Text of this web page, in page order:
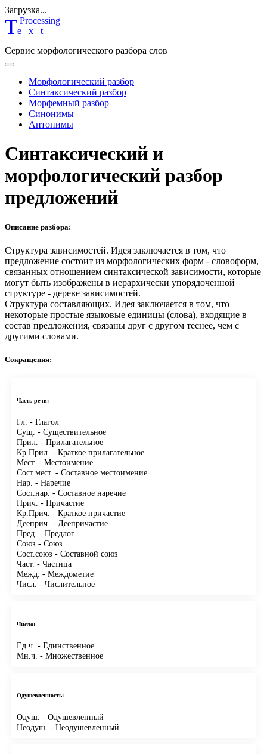
Загрузка...
Text
Processing
Сервис морфологического разбора слов
Морфологический разбор
Синтаксический разбор
Морфемный разбор
Синонимы
Антонимы
Синтаксический и
морфологический разбор
предложений
Описание разбора:
Структура зависимостей. Идея заключается в том, что
предложение состоит из морфологических форм - словоформ,
связанных отношением синтаксической зависимости, которые
могут быть изображены в иерархически упорядоченной
структуре - дереве зависимостей.
Структура составляющих. Идея заключается в том, что
некоторые простые языковые единицы (слова), входящие в
состав предложения, связаны друг с другом теснее, чем с
другими словами.
Сокращения:
Часть речи:
Гл. - Глагол
Сущ. - Существительное
Прил. - Прилагательное
Кр.Прил. - Краткое прилагательное
Мест. - Местоимение
Сост.мест. - Составное местоимение
Нар. - Наречие
Сост.нар. - Составное наречие
Прич. - Причастие
Кр.Прич. - Краткое причастие
Дееприч. - Деепричастие
Пред. - Предлог
Союз - Союз
Сост.союз - Составной союз
Част. - Частица
Межд. - Междометие
Числ. - Числительное
Число:
Ед.ч. - Единственное
Мн.ч. - Множественное
Одушевленность:
Одуш. - Одушевленный
Неодуш. - Неодушевленный